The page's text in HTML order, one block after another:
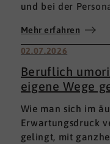
und bei der
Mehr erfahren
02.07.2026
Beruflich
eigene Wege
Wie man sich im
Erwartungsdruck
gelingt, mit